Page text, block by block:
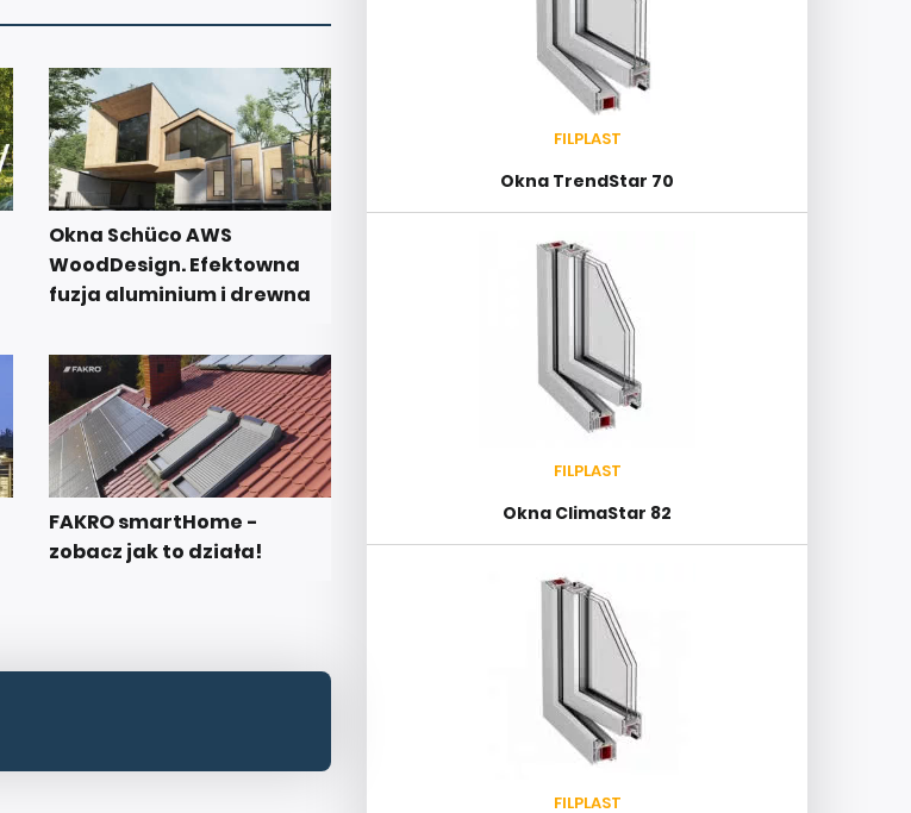
Okna Schüco AWS
WoodDesign. Efektowna
fuzja aluminium i drewna
FAKRO smartHome -
zobacz jak to działa!
FILPLAST
Okna TrendStar 70
FILPLAST
Okna ClimaStar 82
FILPLAST